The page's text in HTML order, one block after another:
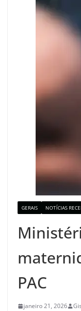
GERAIS NOTÍCIAS
PAC
janeiro 21, 2026